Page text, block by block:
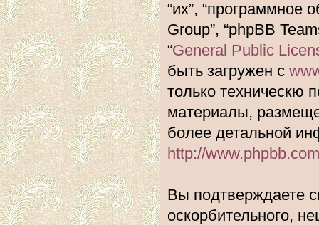
“их”, “программное
Group”, “phpBB
“General Public
быть загружен с
только техническю
материалы,
более детальной
http://
Вы подтверждаете
оскорбительного,